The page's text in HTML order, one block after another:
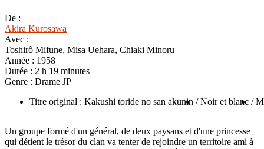
De :
Akira Kurosawa
Avec :
Toshirô Mifune, Misa Uehara, Chiaki Minoru
Année : 1958
Durée : 2 h 19 minutes
Genre : Drame JP
Titre original : Kakushi toride no san akunin / Noir et blanc /
Un groupe formé d'un général, de deux paysans et d'une princesse
qui détient le trésor du clan va tenter de rejoindre un territoire ami à